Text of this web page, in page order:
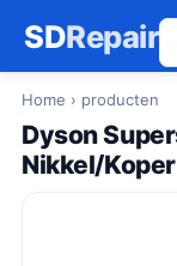
SDRepair
Home › producten
Dyson
Nikkel/Koper